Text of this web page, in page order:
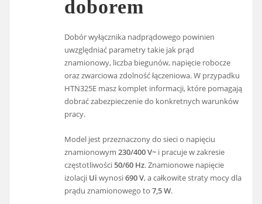
doborem
Dobór wyłącznika nadprądowego powinien
uwzględniać parametry takie jak prąd
znamionowy, liczba biegunów, napięcie robocze
oraz zwarciowa zdolność łączeniowa. W przypadku
HTN325E masz komplet informacji, które pomagają
dobrać zabezpieczenie do konkretnych warunków
pracy.
Model jest przeznaczony do sieci o napięciu
znamionowym230/400 V~ i pracuje w zakresie
częstotliwości50/60 Hz. Znamionowe napięcie
izolacji Ui wynosi690 V, a całkowite straty mocy dla
prądu znamionowego to7,5 W.